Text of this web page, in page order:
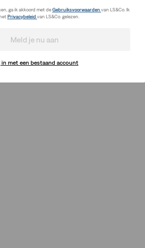
ga ik akkoord met deGebruiksvoorwaarden van LS&Co. Ik
Privacybeleid van LS&Co. gelezen.
Meld je nu aan
in met een bestaand account